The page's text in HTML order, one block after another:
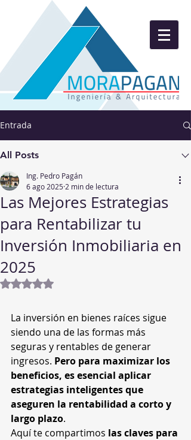
Entrada
All Posts
Las Mejores Estrategias
para Rentabilizar tu
Inversión Inmobiliaria en
2025
Ing. Pedro Pagán
6 ago 2025 2 min de lectura
Obtuvo NaN de 5 estrellas.
La inversión en bienes raíces sigue
siendo una de las formas más
seguras y rentables de generar
ingresos. Pero para maximizar los
beneficios, es esencial aplicar
estrategias inteligentes que
aseguren la rentabilidad a corto y
largo plazo.
Aquí te compartimos las claves para